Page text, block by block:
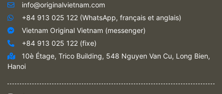
info@originalvietnam.com
+84 913 025 122 (WhatsApp, français et anglais)
Vietnam Original Vietnam (messenger)
+84 913 025 122 (fixe)
10è Étage, Trico Building, 548 Nguyen Van Cu, Long Bien,
Hanoi